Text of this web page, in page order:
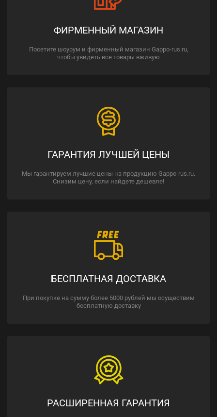
ФИРМЕННЫЙ МАГАЗИН
Посетите шоурум и фирменный магазин Gappo-rus.ru,
чтобы увидеть все товары вживую
ГАРАНТИЯ ЛУЧШЕЙ ЦЕНЫ
Мы гарантируем лучшие цены на продукцию Gappo-rus.ru.
Снизим цену, если найдете дешевле!
БЕСПЛАТНАЯ ДОСТАВКА
При покупке на сумму более 5000 рублей мы осуществим
бесплатную доставку
РАСШИРЕННАЯ ГАРАНТИЯ